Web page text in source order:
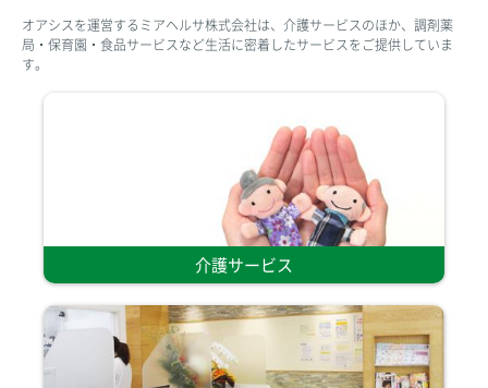
オアシスを運営するミアヘルサ株式会社は、介護サービスのほか、調剤薬
局・保育園・食品サービスなど生活に密着したサービスをご提供していま
す。
介護サービス